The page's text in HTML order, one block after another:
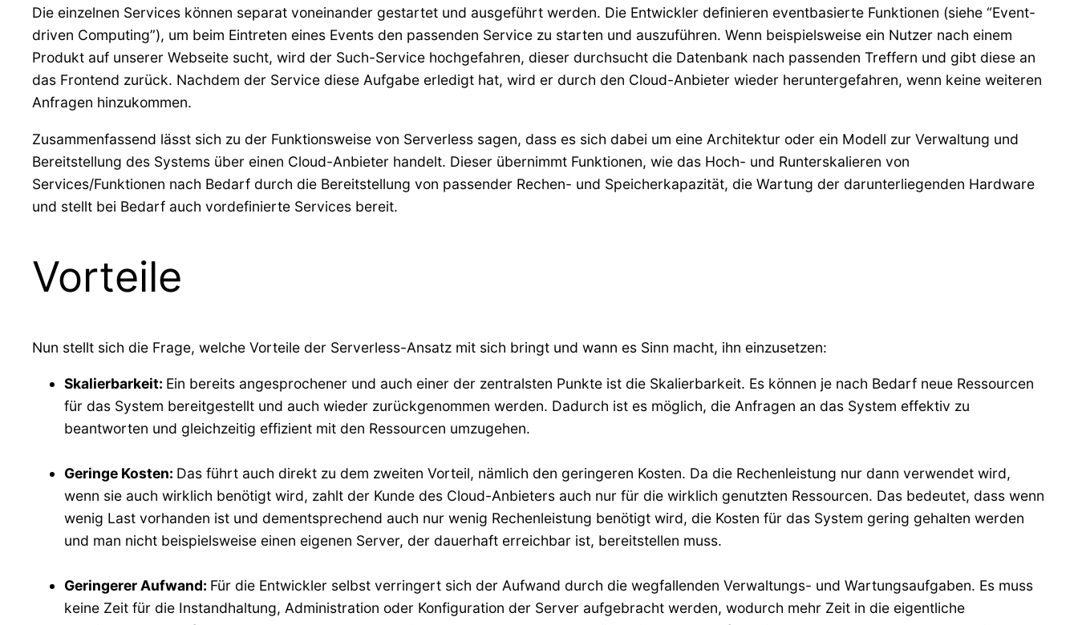
Die einzelnen Services können separat voneinander gestartet und ausgeführt werden. Die Entwickler definieren eventbasierte Funktionen (siehe “Event-
driven Computing”), um beim Eintreten eines Events den passenden Service zu starten und auszuführen. Wenn beispielsweise ein Nutzer nach einem
Produkt auf unserer Webseite sucht, wird der Such-Service hochgefahren, dieser durchsucht die Datenbank nach passenden Treffern und gibt diese an
das Frontend zurück. Nachdem der Service diese Aufgabe erledigt hat, wird er durch den Cloud-Anbieter wieder heruntergefahren, wenn keine weiteren
Anfragen hinzukommen.
Zusammenfassend lässt sich zu der Funktionsweise von Serverless sagen, dass es sich dabei um eine Architektur oder ein Modell zur Verwaltung und
Bereitstellung des Systems über einen Cloud-Anbieter handelt. Dieser übernimmt Funktionen, wie das Hoch- und Runterskalieren von
Services/Funktionen nach Bedarf durch die Bereitstellung von passender Rechen- und Speicherkapazität, die Wartung der darunterliegenden Hardware
und stellt bei Bedarf auch vordefinierte Services bereit.
Vorteile
Nun stellt sich die Frage, welche Vorteile der Serverless-Ansatz mit sich bringt und wann es Sinn macht, ihn einzusetzen:
Skalierbarkeit: Ein bereits angesprochener und auch einer der zentralsten Punkte ist die Skalierbarkeit. Es können je nach Bedarf neue Ressourcen
für das System bereitgestellt und auch wieder zurückgenommen werden. Dadurch ist es möglich, die Anfragen an das System effektiv zu
beantworten und gleichzeitig effizient mit den Ressourcen umzugehen.
Geringe Kosten: Das führt auch direkt zu dem zweiten Vorteil, nämlich den geringeren Kosten. Da die Rechenleistung nur dann verwendet wird,
wenn sie auch wirklich benötigt wird, zahlt der Kunde des Cloud-Anbieters auch nur für die wirklich genutzten Ressourcen. Das bedeutet, dass wenn
wenig Last vorhanden ist und dementsprechend auch nur wenig Rechenleistung benötigt wird, die Kosten für das System gering gehalten werden
und man nicht beispielsweise einen eigenen Server, der dauerhaft erreichbar ist, bereitstellen muss.
Geringerer Aufwand: Für die Entwickler selbst verringert sich der Aufwand durch die wegfallenden Verwaltungs- und Wartungsaufgaben. Es muss
keine Zeit für die Instandhaltung, Administration oder Konfiguration der Server aufgebracht werden, wodurch mehr Zeit in die eigentliche